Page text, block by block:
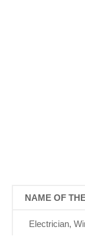
NAME OF
Electrician,